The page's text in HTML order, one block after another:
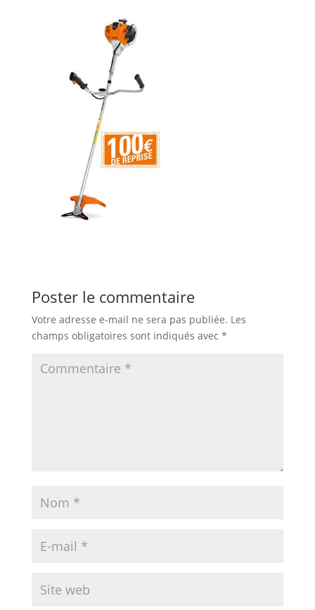
Poster le commentaire
Votre adresse e-mail ne sera pas publiée. Les
champs obligatoires sont indiqués avec *